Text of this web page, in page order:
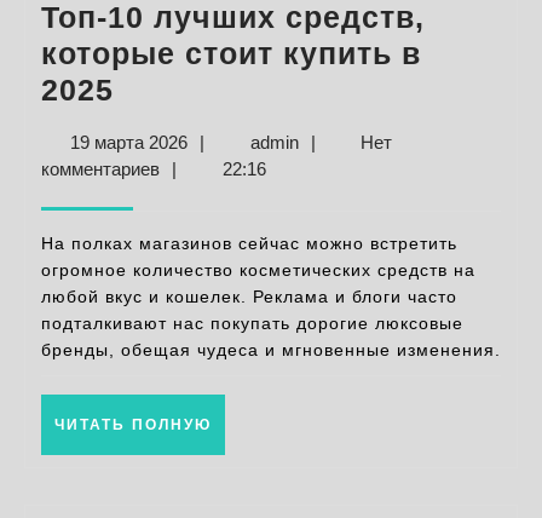
Топ-10 лучших средств,
которые стоит купить в
2025
Топ-10
средств,
которые
стоит
купить
2025
19 марта 202619
марта
| adminadmin
|
Нет
комментариев
| 22:16
На полках магазинов сейчас можно встретить
огромное количество косметических средств на
любой вкус и кошелек. Реклама и блоги часто
подталкивают нас покупать дорогие люксовые
бренды, обещая чудеса и мгновенные изменения.
ЧИТАТЬ ПОЛНУЮ